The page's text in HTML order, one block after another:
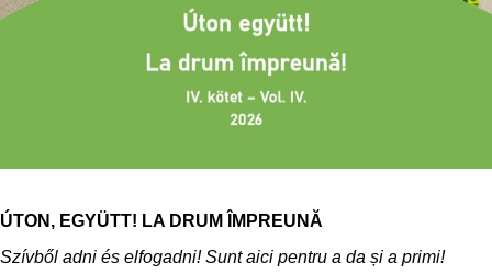
ÚTON, EGYÜTT! LA DRUM ÎMPREUNĂ
Szívből adni és elfogadni! Sunt aici pentru a da și a primi!